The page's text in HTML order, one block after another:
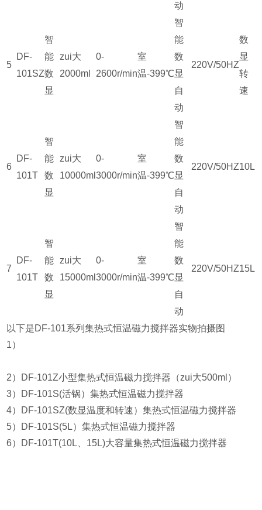
动
5
DF-
101SZ
智
能
数
显
zui大
2000ml
0-
2600r/min
室
温-399℃
智
能
数
显
自
动
220V/50HZ
数
显
转
速
6
DF-
101T
智
能
数
显
zui大
10000ml
0-
3000r/min
室
温-399℃
智
能
数
显
自
动
220V/50HZ10L
7
DF-
101T
智
能
数
显
zui大
15000ml
0-
3000r/min
室
温-399℃
智
能
数
显
自
动
220V/50HZ15L
以下是DF-101系列集热式恒温磁力搅拌器实物拍摄图
1）
2）DF-101Z小型集热式恒温磁力搅拌器（zui大500ml）
3）DF-101S(活锅）集热式恒温磁力搅拌器
4）DF-101SZ(数显温度和转速）集热式恒温磁力搅拌器
5）DF-101S(5L）集热式恒温磁力搅拌器
6）DF-101T(10L、15L)大容量集热式恒温磁力搅拌器